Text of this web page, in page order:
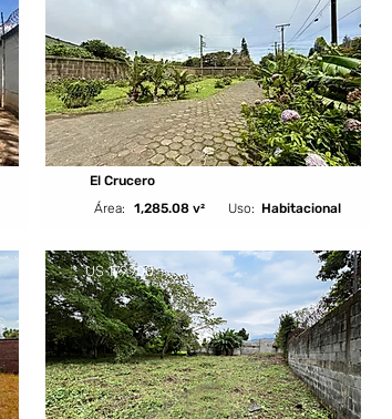
El Crucero
Área:
1,285.08 v² Habitacional
Uso:
U$ 179,900